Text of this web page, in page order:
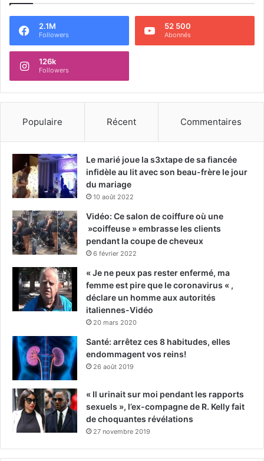
2.1M
Followers
52 500
Abonnés
126k
Followers
Populaire Récent Commentaires
Le marié joue la s3xtape de sa fiancée
infidèle au lit avec son beau-frère le jour
du mariage
10 août 2022
Vidéo: Ce salon de coiffure où une
»coiffeuse » embrasse les clients
pendant la coupe de cheveux
6 février 2022
« Je ne peux pas rester enfermé, ma
femme est pire que le coronavirus « ,
déclare un homme aux autorités
italiennes-Vidéo
20 mars 2020
Santé: arrêtez ces 8 habitudes, elles
endommagent vos reins!
26 août 2019
« Il urinait sur moi pendant les rapports
sexuels », l’ex-compagne de R. Kelly fait
de choquantes révélations
27 novembre 2019